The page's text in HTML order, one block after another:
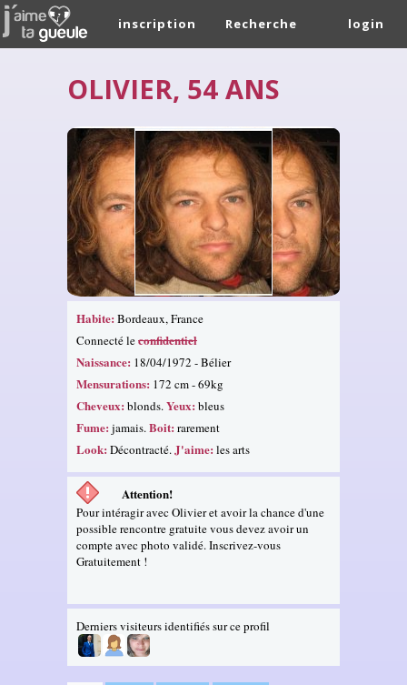
inscription Recherche login
OLIVIER, 54 ANS
Habite: Bordeaux, France
Connecté leconfidentiel
Naissance: 18/04/1972 - Bélier
Mensurations: 172 cm - 69kg
Cheveux: blonds.Yeux: bleus
Fume: jamais.Boit: rarement
Look: Décontracté.J'aime: les arts
Attention!
Pour intéragir avec Olivier et avoir la chance d'une
possible rencontre gratuite vous devez avoir un
compte avec photo validé. Inscrivez-vous
Gratuitement !
Derniers visiteurs identifiés sur ce profil